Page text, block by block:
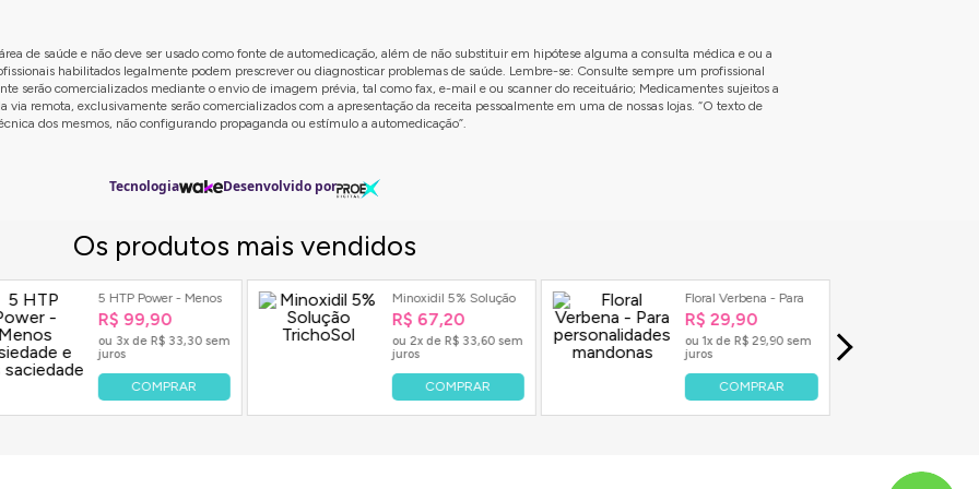
de iniciar qualquer suplementação. Esses profissionais podem avaliar suas necessidades e indicar a dose e o
contínuo, dependendo do organismo e do tipo de suplemento. Manter uma rotina saudável acelera os resultados.
sono e controle do estresse são fundamentais. A combinação desses hábitos com a suplementação adequada
de saúde e não deve ser usado como fonte de automedicação, além de não substituir em hipótese alguma a consulta médica e ou a
habilitados legalmente podem prescrever ou diagnosticar problemas de saúde. Lembre-se: Consulte sempre um profissional
serão comercializados mediante o envio de imagem prévia, tal como fax, e-mail e ou scanner do receituário; Medicamentes sujeitos a
remota, exclusivamente serão comercializados com a apresentação da receita pessoalmente em uma de nossas lojas. “O texto de
dos mesmos, não configurando propaganda ou estímulo a automedicação”.
Tecnologia Desenvolvido por